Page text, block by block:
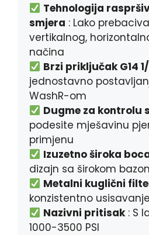
Tehnologija
smjera : Lako
vertikalnog,
načina
Brzi priključak G14
jednostavno
WashR-om
Dugme za kontrolu
podesite mješavinu
primjenu
Izuzetno široka
dizajn sa širokom
Metalni kuglični
konzistentno
Nazivni pritisak: S
1000-3500 PSI